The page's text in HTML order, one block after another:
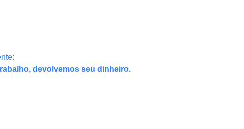
devolvemos seu dinheiro.